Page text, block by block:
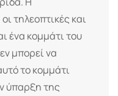
τηλεοπτικές και
ένα κομμάτι του
μπορεί να
το κομμάτι
ύπαρξη της